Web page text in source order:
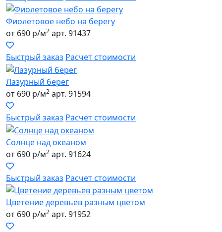
Фиолетовое небо на берегу
от 690 р/м2 арт. 91437
Быстрый заказ Расчет стоимости
Лазурный берег
от 690 р/м2 арт. 91594
Быстрый заказ Расчет стоимости
Солнце над океаном
от 690 р/м2 арт. 91624
Быстрый заказ Расчет стоимости
Цветение деревьев разным цветом
от 690 р/м2 арт. 91952